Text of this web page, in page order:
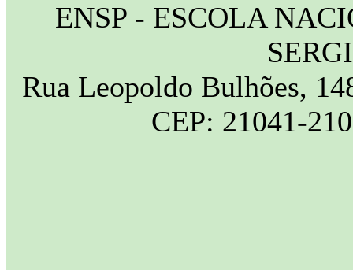
ENSP - ESCOLA
Rua Leopoldo Bulhões,
CEP: 21041-